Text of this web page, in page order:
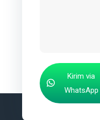
Kirim via
WhatsApp